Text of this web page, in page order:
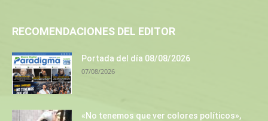
RECOMENDACIONES DEL EDITOR
Portada del día 08/08/2026
07/08/2026
«No tenemos que ver colores políticos»,